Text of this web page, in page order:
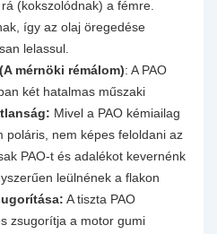
(kokszolódnak) a fémre.
így az olaj öregedése
lelassul.
mérnöki rémálom): A PAO
két hatalmas műszaki
Mivel a PAO kémiailag
poláris, nem képes feloldani az
PAO-t és adalékot kevernénk
leülnének a flakon
A tiszta PAO
zsugorítja a motor gumi